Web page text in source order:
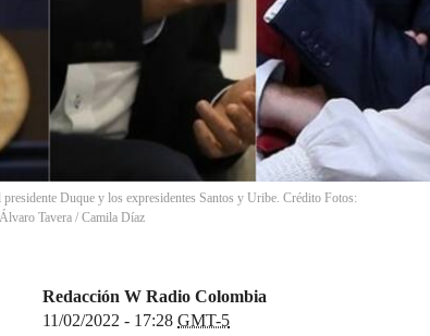
Duque y los expresidentes Santos y Uribe. Crédito Fotos:
Tavera / Camila Díaz
Redacción W Radio Colombia
11/02/2022 - 17:28 GMT-5